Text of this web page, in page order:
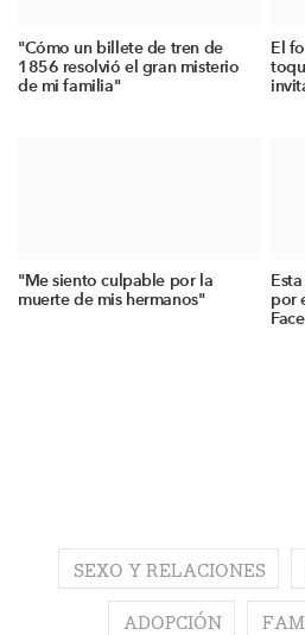
"Cómo un billete de tren de
1856 resolvió el gran misterio
de mi familia"
El
"Me siento culpable por la
muerte de mis hermanos"
por
SEXO Y RELACIONES
ADOPCIÓN